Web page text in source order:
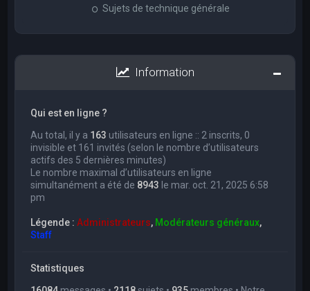
Sujets de technique générale
Information
Qui est en ligne ?
Au total, il y a 163 utilisateurs en ligne :: 2 inscrits, 0
invisible et 161 invités (selon le nombre d’utilisateurs
actifs des 5 dernières minutes)
Le nombre maximal d’utilisateurs en ligne
simultanément a été de 8943 le mar. oct. 21, 2025 6:58
pm
Légende :Administrateurs, Modérateurs généraux,
Staff
Statistiques